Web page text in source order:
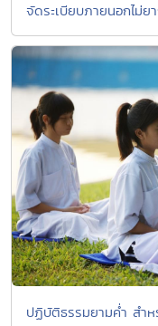
จัดระเบียบภายนอกไม่ย
ปฏิบัติธรรมยามค่ำ สำ